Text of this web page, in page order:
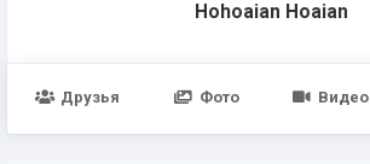
Hohoaian Hoaian
Друзья Фото Видео